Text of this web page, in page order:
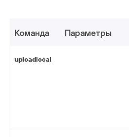
Команда Параметры
uploadlocal